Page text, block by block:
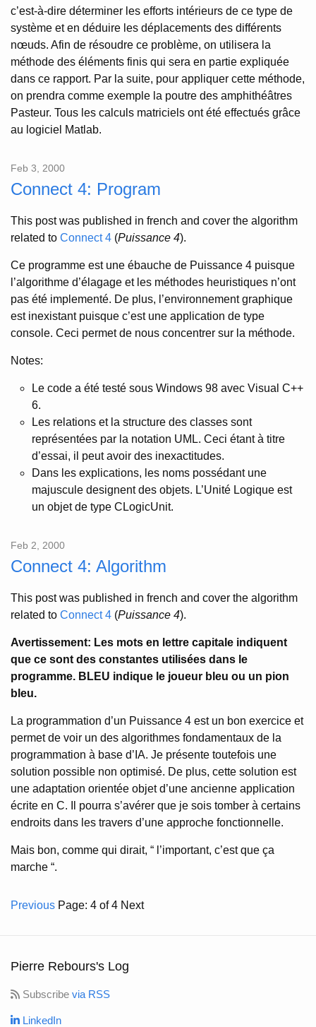
c’est-à-dire déterminer les efforts intérieurs de ce type de
système et en déduire les déplacements des différents
nœuds. Afin de résoudre ce problème, on utilisera la
méthode des éléments finis qui sera en partie expliquée
dans ce rapport. Par la suite, pour appliquer cette méthode,
on prendra comme exemple la poutre des amphithéâtres
Pasteur. Tous les calculs matriciels ont été effectués grâce
au logiciel Matlab.
Feb 3, 2000
Connect 4: Program
This post was published in french and cover the algorithm
related to Connect 4 (Puissance 4).
Ce programme est une ébauche de Puissance 4 puisque
l’algorithme d’élagage et les méthodes heuristiques n’ont
pas été implementé. De plus, l’environnement graphique
est inexistant puisque c’est une application de type
console. Ceci permet de nous concentrer sur la méthode.
Notes:
Le code a été testé sous Windows 98 avec Visual C++
6.
Les relations et la structure des classes sont
représentées par la notation UML. Ceci étant à titre
d’essai, il peut avoir des inexactitudes.
Dans les explications, les noms possédant une
majuscule designent des objets. L’Unité Logique est
un objet de type CLogicUnit.
Feb 2, 2000
Connect 4: Algorithm
This post was published in french and cover the algorithm
related to Connect 4 (Puissance 4).
Avertissement: Les mots en lettre capitale indiquent
que ce sont des constantes utilisées dans le
programme. BLEU indique le joueur bleu ou un pion
bleu.
La programmation d’un Puissance 4 est un bon exercice et
permet de voir un des algorithmes fondamentaux de la
programmation à base d’IA. Je présente toutefois une
solution possible non optimisé. De plus, cette solution est
une adaptation orientée objet d’une ancienne application
écrite en C. Il pourra s’avérer que je sois tomber à certains
endroits dans les travers d’une approche fonctionnelle.
Mais bon, comme qui dirait, “ l’important, c’est que ça
marche “.
Previous Page: 4 of 4 Next
Pierre Rebours's Log
Subscribe via RSS
LinkedIn